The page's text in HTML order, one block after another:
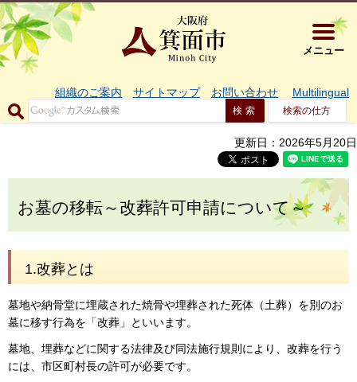
大阪府箕
メニュー
組織のご案内 サイトマップ お問い合わせ Multilingual
検索の仕方
更新日：2026年5月20日
お墓の移転～改葬許可申請について～
1.改葬とは
墓地や納骨堂に埋蔵された焼骨や埋葬された死体（土葬）を別のお
墓に移す行為を「改葬」といいます。
墓地、埋葬などに関する法律及び同法施行規則により、改葬を行う
には、市区町村長の許可が必要です。